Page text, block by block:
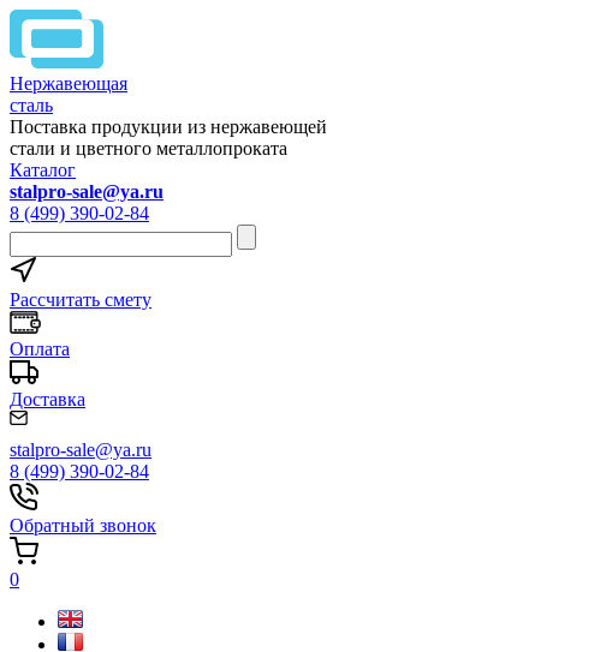
Нержавеющая
сталь
Поставка продукции из нержавеющей
стали и цветного металлопроката
Каталог
stalpro-sale@ya.ru
8 (499) 390-02-84
Рассчитать смету
Оплата
Доставка
stalpro-sale@ya.ru
8 (499) 390-02-84
Обратный звонок
0